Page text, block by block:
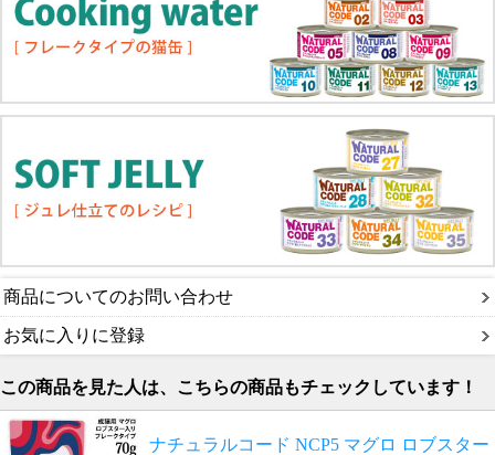
商品についてのお問い合わせ
お気に入りに登録
この商品を見た人は、こちらの商品もチェックしています！
ナチュラルコード NCP5 マグロ ロブスター